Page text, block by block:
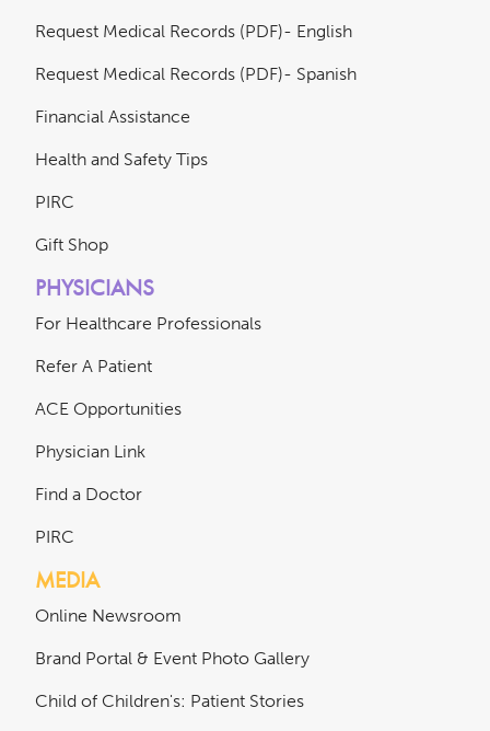
Request Medical Records (PDF)- English
Request Medical Records (PDF)- Spanish
Financial Assistance
Health and Safety Tips
PIRC
Gift Shop
PHYSICIANS
For Healthcare Professionals
Refer A Patient
ACE Opportunities
Physician Link
Find a Doctor
PIRC
MEDIA
Online Newsroom
Brand Portal & Event Photo Gallery
Child of Children's: Patient Stories